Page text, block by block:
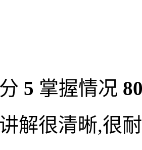
5 掌握情况
解很清晰,很